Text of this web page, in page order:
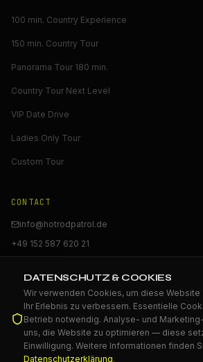
100 min. Country Experience
150 min. Country Tour
Panorama Tour 180 min.
Country Tour Next Level
VIP Date Drive
Ladies Only Tour
Custom Tour
CONTACT
info@hotrodpatrol.de
+49 152 587 620 21
🎁 BUY GIFT VOUCHER
DATENSCHUTZ & COOKIES
Wir verwenden Cookies, um diese Website
Ihr Erlebnis zu verbessern. Essentielle
Betrieb notwendig. Analyse- und
uns, die Website zu optimieren — diese
Einwilligung. Weitere Informationen finden
Datenschutzerklärung.